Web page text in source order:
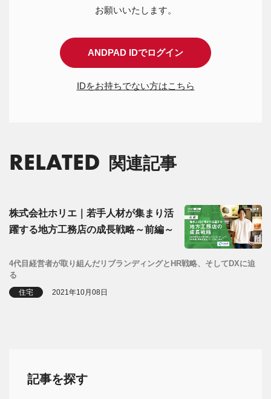
お願いいたします。
ANDPAD IDでログイン
IDをお持ちでない方はこちら
RELATED 関連記事
株式会社ホリエ｜若手人材が集まり活
躍する地方工務店の成長戦略～前編～
4代目経営者が取り組んだリブランディングとHR戦略、そしてDXに迫
る
住宅 2021年10月08日
記事を探す